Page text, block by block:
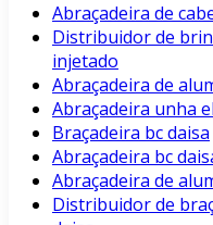
Abraçadeira de
Distribuidor de
injetado
Abraçadeira de
Abraçadeira unha
Braçadeira bc daisa
Abraçadeira bc
Abraçadeira de
Distribuidor de